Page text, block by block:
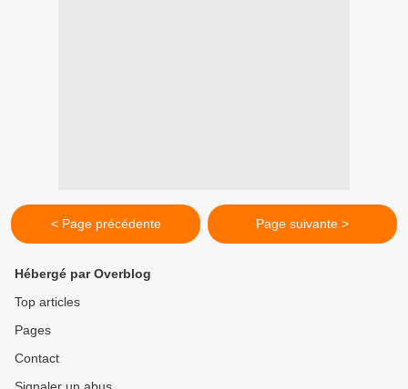
< Page précédente Page suivante >
Hébergé par Overblog
Top articles
Pages
Contact